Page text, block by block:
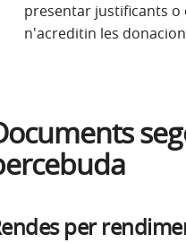
presentar justificants o
n'acreditin les
per